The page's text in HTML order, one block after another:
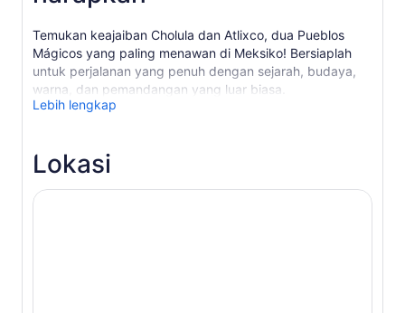
Temukan keajaiban Cholula dan Atlixco, dua Pueblos
Mágicos yang paling menawan di Meksiko! Bersiaplah
untuk perjalanan yang penuh dengan sejarah, budaya,
warna, dan pemandangan yang luar biasa.
Jelajahi Cholula, sebuah kota di mana nuansa kuno dan
kekayaan arkeologinya yang mengesankan, arsitektur
kolonial, alun-alun dan taman yang semarak, serta
gereja-gereja bersejarah yang tak terhitung jumlahnya
yang memberikan pesona unik pada kota ini.
Lebih lengkap
Lokasi